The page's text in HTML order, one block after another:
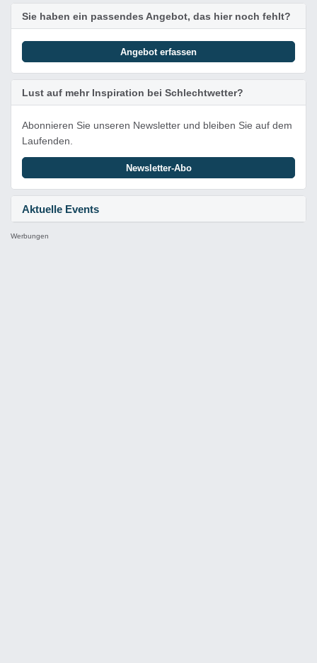
Aktuelle Events
Sie haben ein passendes Angebot, das hier noch fehlt?
Angebot erfassen
Lust auf mehr Inspiration bei Schlechtwetter?
Abonnieren Sie unseren Newsletter und bleiben Sie auf dem
Laufenden.
Newsletter-Abo
Werbungen